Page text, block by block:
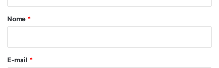
r
*
Nome *
E-mail *